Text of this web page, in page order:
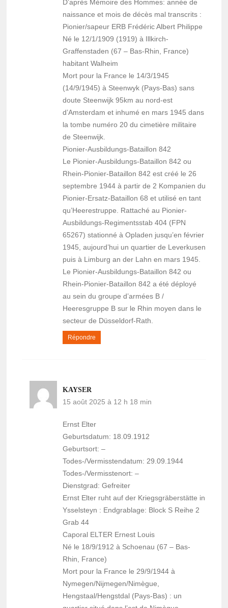
D’après Mémoire des Hommes: année de
naissance et mois de décès mal transcrits :
Pionier/sapeur ERB Frédéric Albert Philippe
Né le 12/1/1909 (1919) à Illkirch-
Graffenstaden (67 – Bas-Rhin, France)
habitant Walheim
Mort pour la France le 14/3/1945
(14/9/1945) à Steenwyk (Pays-Bas) sans
doute Steenwijk 95km au nord-est
d’Amsterdam et inhumé en mars 1945 dans
la tombe numéro 20 du cimetière militaire
de Steenwijk.
Pionier-Ausbildungs-Bataillon 842
Le Pionier-Ausbildungs-Bataillon 842 ou
Rhein-Pionier-Bataillon 842 est créé le 26
septembre 1944 à partir de 2 Kompanien du
Pionier-Ersatz-Bataillon 68 et utilisé en tant
qu’Heerestruppe. Rattaché au Pionier-
Ausbildungs-Regimentsstab 404 (FPN
65267) stationné à Opladen jusqu’en février
1945, aujourd’hui un quartier de Leverkusen
puis à Limburg an der Lahn en mars 1945.
Le Pionier-Ausbildungs-Bataillon 842 ou
Rhein-Pionier-Bataillon 842 a été déployé
au sein du groupe d’armées B /
Heeresgruppe B sur le Rhin moyen dans le
secteur de Düsseldorf-Rath.
Répondre
KAYSER
15 août 2025 à 12 h 18 min
Ernst Elter
Geburtsdatum: 18.09.1912
Geburtsort: –
Todes-/Vermisstendatum: 29.09.1944
Todes-/Vermisstenort: –
Dienstgrad: Gefreiter
Ernst Elter ruht auf der Kriegsgräberstätte in
Ysselsteyn : Endgrablage: Block S Reihe 2
Grab 44
Caporal ELTER Ernest Louis
Né le 18/9/1912 à Schoenau (67 – Bas-
Rhin, France)
Mort pour la France le 29/9/1944 à
Nymegen/Nijmegen/Nimègue,
Hengstaal/Hengstdal (Pays-Bas) : un